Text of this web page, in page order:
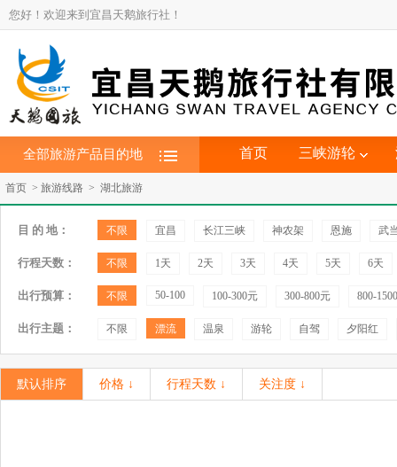
您好！欢迎来到宜昌天鹅旅行社！
全部旅游产品目的地 首页 三峡游轮
首页 > 旅游线路 > 湖北旅游
目 的 地： 不限 宜昌 长江三峡 神农架 恩施 武
行程天数： 不限 1天 2天 3天 4天 5天 6天
出行预算： 不限 50-100 100-300元 300-800元 800-
出行主题： 不限 漂流 温泉 游轮 自驾 夕阳红
默认排序 价格 ↓ 行程天数 ↓ 关注度 ↓